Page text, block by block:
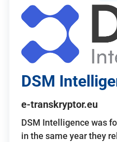
DSM
e-transkryptor.eu
DSM Intelligence was
in the same year they